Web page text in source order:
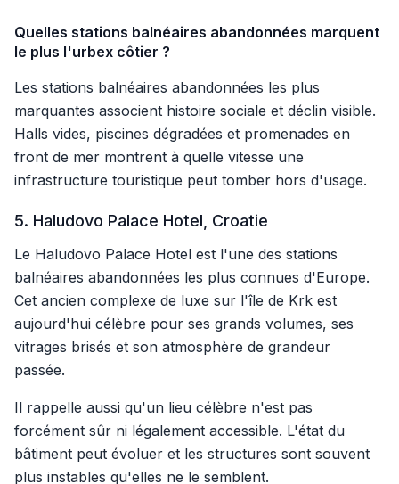
Quelles stations balnéaires abandonnées marquent
le plus l'urbex côtier ?
Les stations balnéaires abandonnées les plus
marquantes associent histoire sociale et déclin visible.
Halls vides, piscines dégradées et promenades en
front de mer montrent à quelle vitesse une
infrastructure touristique peut tomber hors d'usage.
5. Haludovo Palace Hotel, Croatie
Le Haludovo Palace Hotel est l'une des stations
balnéaires abandonnées les plus connues d'Europe.
Cet ancien complexe de luxe sur l'île de Krk est
aujourd'hui célèbre pour ses grands volumes, ses
vitrages brisés et son atmosphère de grandeur
passée.
Il rappelle aussi qu'un lieu célèbre n'est pas
forcément sûr ni légalement accessible. L'état du
bâtiment peut évoluer et les structures sont souvent
plus instables qu'elles ne le semblent.